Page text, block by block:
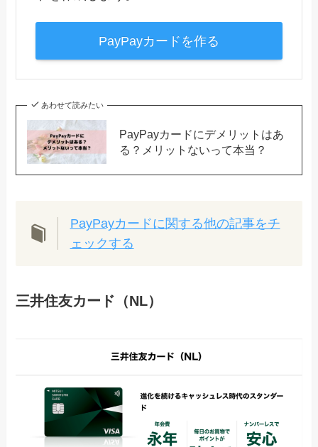
PayPayカードを作る
あわせて読みたい
PayPayカードにデメリットはあ
る？メリットないって本当？
PayPayカードに関する他の記事をチ
ェックする
三井住友カード（NL）